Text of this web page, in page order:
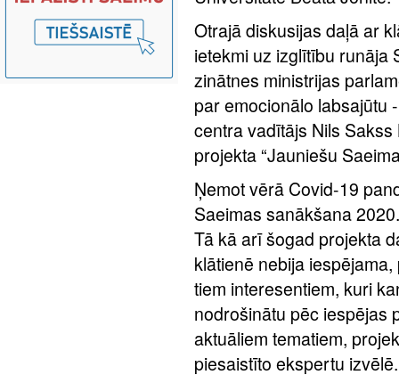
Otrajā diskusijas daļā ar
ietekmi uz izglītību runāja
zinātnes ministrijas
par emocionālo labsajūtu
centra vadītājs Nils
projekta “Jauniešu
Ņemot vērā Covid-19
Saeimas sanākšana
Tā kā arī šogad projekta
klātienē nebija
tiem interesentiem, kuri
nodrošinātu pēc iespējas
aktuāliem tematiem,
piesaistīto ekspertu izvēlē.